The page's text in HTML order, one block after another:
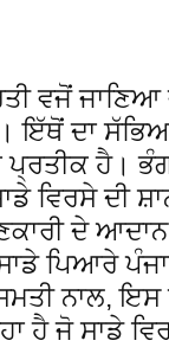
ਵਜੋਂ
ਇੱਥੋਂ ਦਾ
ਹੈ।
ਵਿਰਸੇ ਦੀ
ਦੇ
ਪਿਆਰੇ
ਨਾਲ,
ਹੈ ਜੋ ਸਾਡੇ